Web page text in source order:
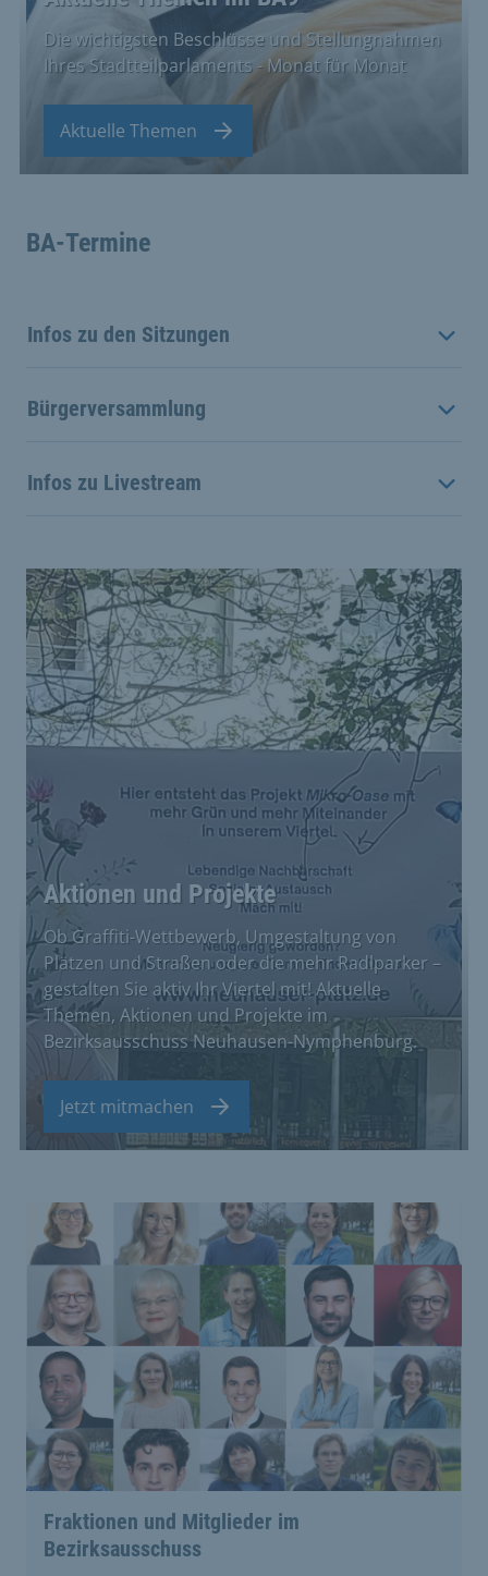
Die wichtigsten Beschlüsse und Stellungnahmen
Ihres Stadtteilparlaments - Monat für Monat
Aktuelle Themen
BA-Termine
Infos zu den Sitzungen
Bürgerversammlung
Infos zu Livestream
Aktionen und Projekte
Ob Graffiti-Wettbewerb, Umgestaltung von
Plätzen und Straßen oder die mehr Radlparker –
gestalten Sie aktiv Ihr Viertel mit! Aktuelle
Themen, Aktionen und Projekte im
Bezirksausschuss Neuhausen-Nymphenburg.
Jetzt mitmachen
Fraktionen und Mitglieder im
Bezirksausschuss